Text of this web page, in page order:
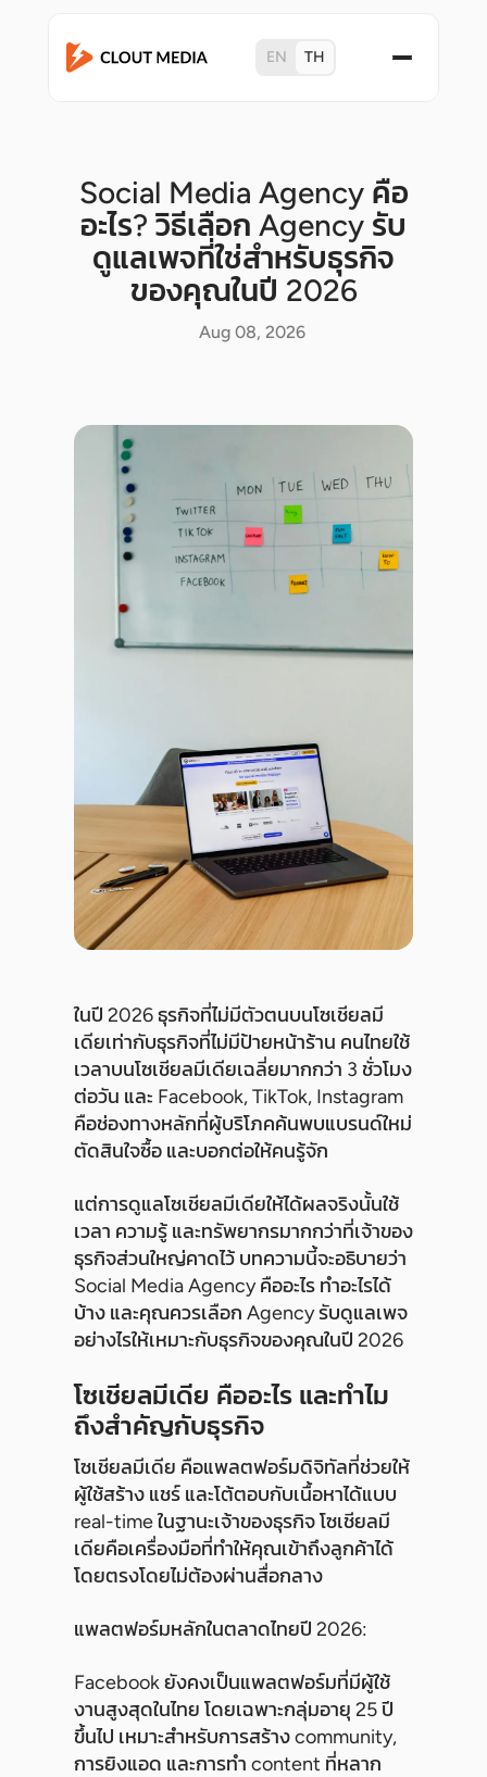
EN TH
Social Media Agency คือ
อะไร? วิธีเลือก Agency รับ
ดูแลเพจที่ใช่สำหรับธุรกิจ
ของคุณในปี 2026
Aug 08, 2026
ในปี 2026 ธุรกิจที่ไม่มีตัวตนบนโซเชียลมี
เดียเท่ากับธุรกิจที่ไม่มีป้ายหน้าร้าน คนไทยใช้
เวลาบนโซเชียลมีเดียเฉลี่ยมากกว่า 3 ชั่วโมง
ต่อวัน และ Facebook, TikTok, Instagram
คือช่องทางหลักที่ผู้บริโภคค้นพบแบรนด์ใหม่
ตัดสินใจซื้อ และบอกต่อให้คนรู้จัก
แต่การดูแลโซเชียลมีเดียให้ได้ผลจริงนั้นใช้
เวลา ความรู้ และทรัพยากรมากกว่าที่เจ้าของ
ธุรกิจส่วนใหญ่คาดไว้ บทความนี้จะอธิบายว่า
Social Media Agency คืออะไร ทำอะไรได้
บ้าง และคุณควรเลือก Agency รับดูแลเพจ
อย่างไรให้เหมาะกับธุรกิจของคุณในปี 2026
โซเชียลมีเดีย คืออะไร และทำไม
ถึงสำคัญกับธุรกิจ
โซเชียลมีเดีย คือแพลตฟอร์มดิจิทัลที่ช่วยให้
ผู้ใช้สร้าง แชร์ และโต้ตอบกับเนื้อหาได้แบบ
real-time ในฐานะเจ้าของธุรกิจ โซเชียลมี
เดียคือเครื่องมือที่ทำให้คุณเข้าถึงลูกค้าได้
โดยตรงโดยไม่ต้องผ่านสื่อกลาง
แพลตฟอร์มหลักในตลาดไทยปี 2026:
Facebook ยังคงเป็นแพลตฟอร์มที่มีผู้ใช้
งานสูงสุดในไทย โดยเฉพาะกลุ่มอายุ 25 ปี
ขึ้นไป เหมาะสำหรับการสร้าง community,
การยิงแอด และการทำ content ที่หลาก